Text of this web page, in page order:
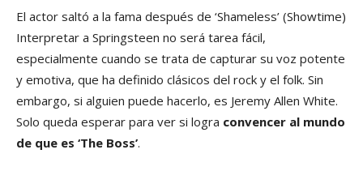
El actor saltó a la fama después de ‘Shameless’ (Showtime)
Interpretar a Springsteen no será tarea fácil,
especialmente cuando se trata de capturar su voz potente
y emotiva, que ha definido clásicos del rock y el folk. Sin
embargo, si alguien puede hacerlo, es Jeremy Allen White.
Solo queda esperar para ver si logra convencer al mundo
de que es ‘The Boss’.